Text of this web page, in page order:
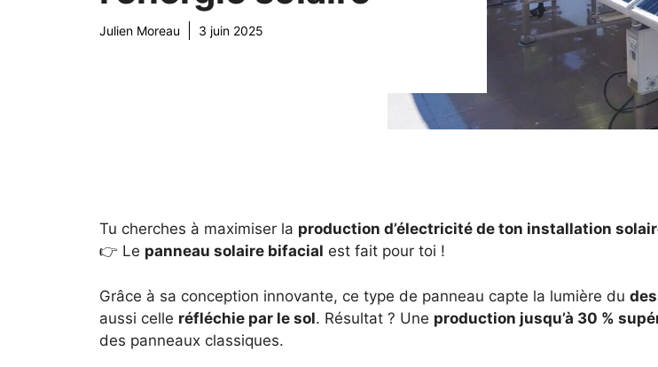
Julien Moreau 3 juin 2025
Tu cherches à maximiser la production d’électricité de ton installation
👉 Le panneau solaire bifacial est fait pour toi !
Grâce à sa conception innovante, ce type de panneau capte la lumière du
aussi celle réfléchie par le sol. Résultat ? Une production jusqu’à 30 %
des panneaux classiques.